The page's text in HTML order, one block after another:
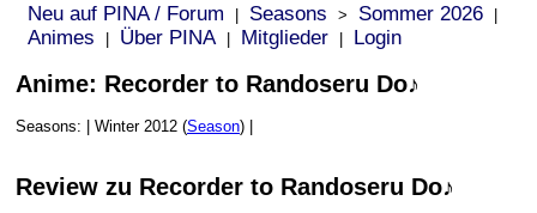
Neu auf PINA / Forum Seasons > Sommer 2026
Animes Über PINA Mitglieder Login
Anime: Recorder to Randoseru Do♪
Seasons: | Winter 2012 (Season) |
Review zu Recorder to Randoseru Do♪